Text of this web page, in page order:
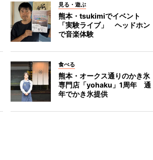
見る・遊ぶ
熊本・tsukimiでイベント
「実験ライブ」 ヘッドホン
で音楽体験
食べる
熊本・オークス通りのかき氷
専門店「yohaku」1周年 通
年でかき氷提供